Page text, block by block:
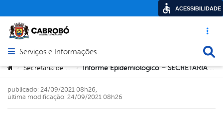
Acesso
Abrir menu principal de navegação
Serviços e Informações
Você está aqui:
> Secretaria de Saúde > Informe Epidemiológico – SECRETARIA DE SAÚDE DE CABROBÓ – 23/09/2021
publicado: 24/09/2021 08h26,
última modificação: 24/09/2021 08h26
ACESSIBILIDADE